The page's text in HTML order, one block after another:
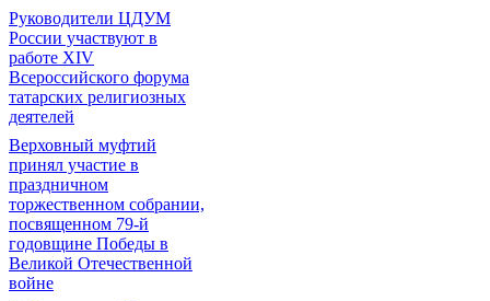
Руководители ЦДУМ
России участвуют в
работе XIV
Всероссийского форума
татарских религиозных
деятелей
Верховный муфтий
принял участие в
праздничном
торжественном собрании,
посвященном 79-й
годовщине Победы в
Великой Отечественной
войне